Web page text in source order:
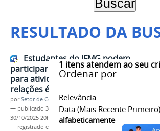
RESULTADO DA
1 itens atendem ao seu
Ordenar por
Relevância
Data (mais Recente Primeiro)
alfabeticamente
Estudantes do IFMG podem
participar de seleção de bolsistas
para atividades voltadas às
relações étnico-raciais
porSetor de Comunicação
— publicado 30/10/2025 —última modificação
30/10/2025 20h27
— registrado em:
Pibex